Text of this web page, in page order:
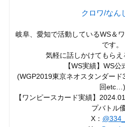
クロワ/なん
岐阜、愛知で活動しているWS＆
です。
気軽に話しかけてもらえ
【WS実績】WS公
(WGP2019東京ネオスタンダー
回etc…)
【ワンピースカード実績】
プバトル
X：